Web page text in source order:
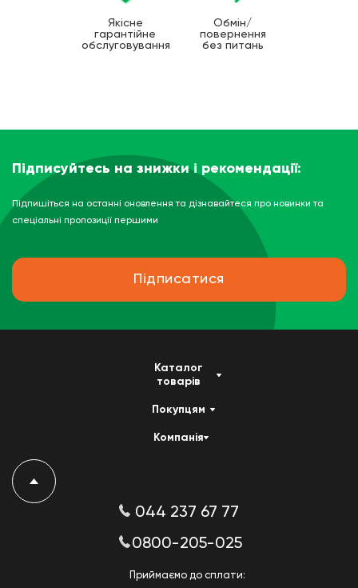
Якісне
гарантійне
обслуговування
Обмін/
повернення
без питань
Підписуйтесь на знижки і рекомендації:
Підпишіться на останні оновлення та дізнавайтеся про новинки та
спеціальні пропозиції першими
Підписатися
Каталог
товарів
Покупцям
Компанія
044 237 67 77
0800-205-025
Приймаємо до сплати: